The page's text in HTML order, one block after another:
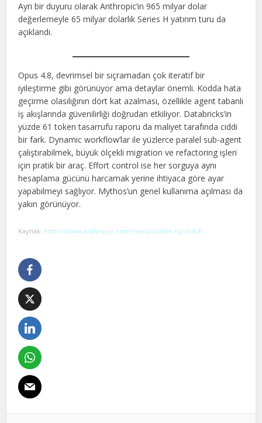
Ayrı bir duyuru olarak Anthropic’in 965 milyar dolar
değerlemeyle 65 milyar dolarlık Series H yatırım turu da
açıklandı.
Opus 4.8, devrimsel bir sıçramadan çok iteratif bir
iyileştirme gibi görünüyor ama detaylar önemli. Kodda hata
geçirme olasılığının dört kat azalması, özellikle agent tabanlı
iş akışlarında güvenilirliği doğrudan etkiliyor. Databricks’in
yüzde 61 token tasarrufu raporu da maliyet tarafında ciddi
bir fark. Dynamic workflow’lar ile yüzlerce paralel sub-agent
çalıştırabilmek, büyük ölçekli migration ve refactoring işleri
için pratik bir araç. Effort control ise her sorguya aynı
hesaplama gücünü harcamak yerine ihtiyaca göre ayar
yapabilmeyi sağlıyor. Mythos’un genel kullanıma açılması da
yakın görünüyor.
Kaynak: https://www.anthropic.com/news/claude-opus-4-8